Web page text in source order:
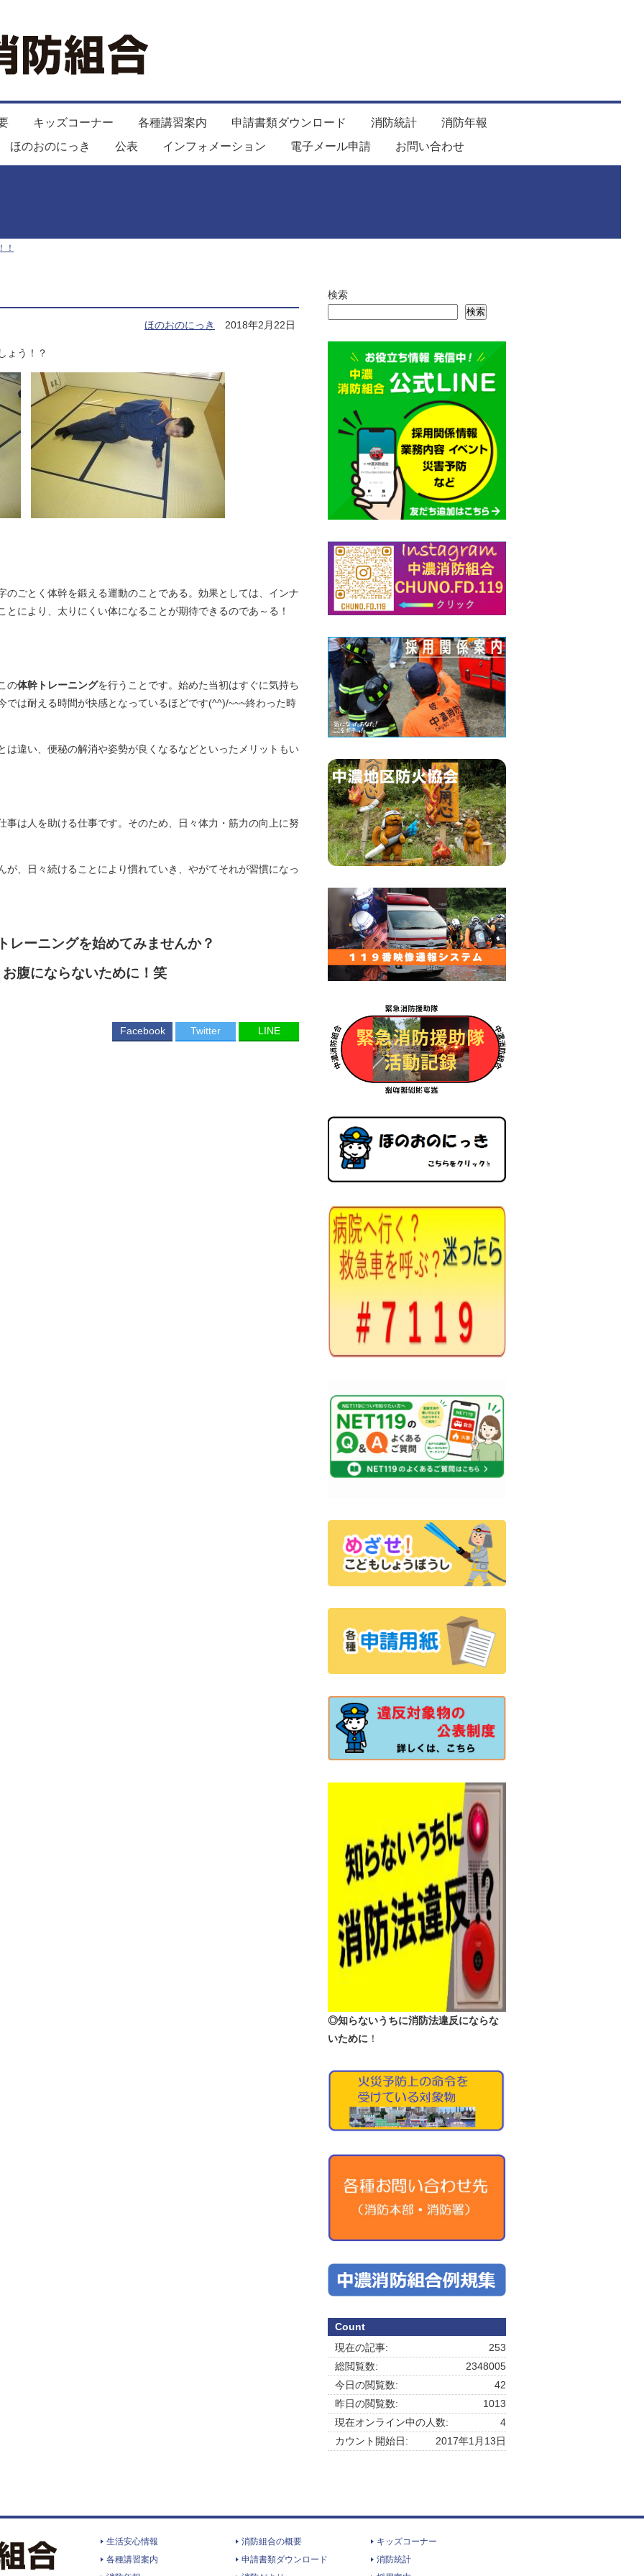
キッズコーナー 各種講習案内 申請書類ダウンロード 消防統計
消防年報
ほのおのにっき
公表 インフォメーション 電子メール申請 お問い合わせ
！
ほのおのにっき 2018年2月22日
ょう！？
のごとく体幹を鍛える運動のことである。効果としては、インナ
により、太りにくい体になることが期待できるのであ～る！
の体幹トレーニングを行うことです。始めた当初はすぐに気持ち
では耐える時間が快感となっているほどです(^^)/~~~終わった時
は違い、便秘の解消や姿勢が良くなるなどといったメリットもい
事は人を助ける仕事です。そのため、日々体力・筋力の向上に努
が、日々続けることにより慣れていき、やがてそれが習慣になっ
レーニングを始めてみませんか？
腹にならないために！笑
Facebook Twitter LINE
検索
検索
◎知らないうちに消防法違反にならな
いために ！
Count
253
現在の記事:
2348005
総閲覧数:
42
今日の閲覧数:
1013
昨日の閲覧数:
4
現在オンライン中の人数:
2017年1月13日
カウント開始日:
生活安心情報 消防組合の概要
キッズコーナー
各種講習案内
申請書類ダウンロード
消防統計